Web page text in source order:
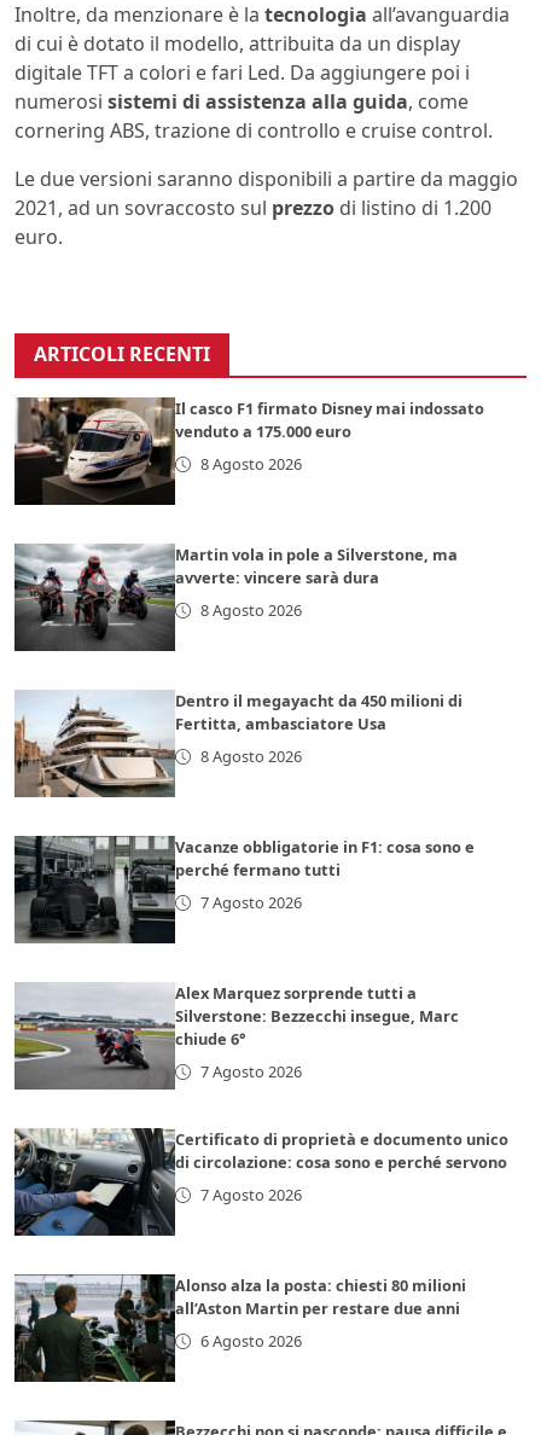
Inoltre, da menzionare è la tecnologia all’avanguardia
di cui è dotato il modello, attribuita da un display
digitale TFT a colori e fari Led. Da aggiungere poi i
numerosi sistemi di assistenza alla guida, come
cornering ABS, trazione di controllo e cruise control.
Le due versioni saranno disponibili a partire da maggio
2021, ad un sovraccosto sul prezzo di listino di 1.200
euro.
ARTICOLI RECENTI
Il casco F1 firmato Disney mai indossato
venduto a 175.000 euro
8 Agosto 2026
Martin vola in pole a Silverstone, ma
avverte: vincere sarà dura
8 Agosto 2026
Dentro il megayacht da 450 milioni di
Fertitta, ambasciatore Usa
8 Agosto 2026
Vacanze obbligatorie in F1: cosa sono e
perché fermano tutti
7 Agosto 2026
Alex Marquez sorprende tutti a
Silverstone: Bezzecchi insegue, Marc
chiude 6°
7 Agosto 2026
Certificato di proprietà e documento unico
di circolazione: cosa sono e perché servono
7 Agosto 2026
Alonso alza la posta: chiesti 80 milioni
all’Aston Martin per restare due anni
6 Agosto 2026